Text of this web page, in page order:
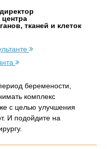
тканей и клеток
беремености,
комплекс
с целью улучшения
И подойдите на